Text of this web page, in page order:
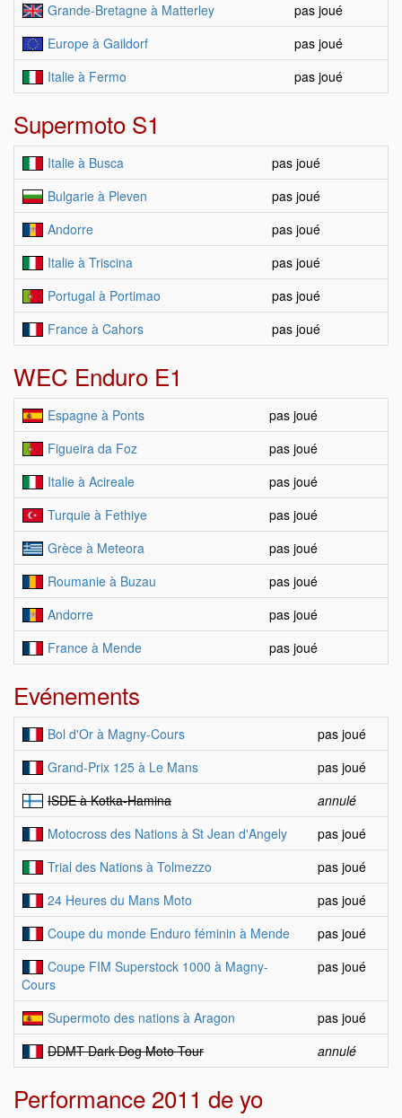
Grande-Bretagne à Matterley
pas joué
Europe à Gaildorf
pas joué
Italie à Fermo
pas joué
Supermoto S1
Italie à Busca
pas joué
Bulgarie à Pleven
pas joué
Andorre
pas joué
Italie à Triscina
pas joué
Portugal à Portimao
pas joué
France à Cahors
pas joué
WEC Enduro E1
Espagne à Ponts
pas joué
Figueira da Foz
pas joué
Italie à Acireale
pas joué
Turquie à Fethiye
pas joué
Grèce à Meteora
pas joué
Roumanie à Buzau
pas joué
Andorre
pas joué
France à Mende
pas joué
Evénements
Bol d'Or à Magny-Cours
pas joué
Grand-Prix 125 à Le Mans
pas joué
ISDE à Kotka-Hamina
annulé
Motocross des Nations à St Jean d'Angely
pas joué
Trial des Nations à Tolmezzo
pas joué
24 Heures du Mans Moto
pas joué
Coupe du monde Enduro féminin à Mende
pas joué
Coupe FIM Superstock 1000 à Magny-
Cours
pas joué
Supermoto des nations à Aragon
pas joué
DDMT Dark Dog Moto Tour
annulé
Performance 2011 de yo